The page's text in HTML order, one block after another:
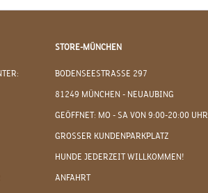
STORE-MÜNCHEN
BODENSEESTRASSE 297
81249 MÜNCHEN - NEUAUBING
GEÖFFNET: MO - SA VON 9:00-20:00 UHR
GROSSER KUNDENPARKPLATZ
HUNDE JEDERZEIT WILLKOMMEN!
ANFAHRT